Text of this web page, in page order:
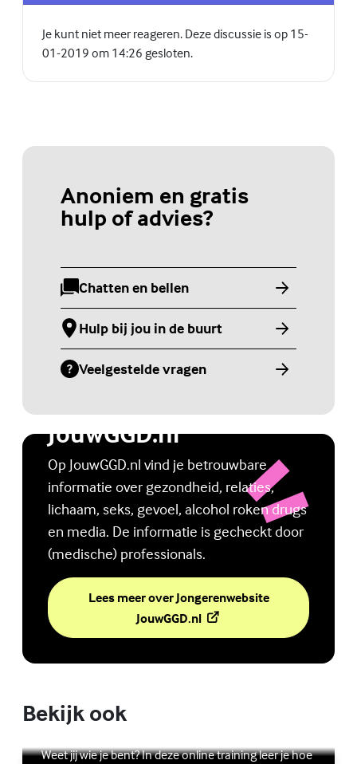
Je kunt niet meer reageren. Deze discussie is op 15-
01-2019 om 14:26 gesloten.
Anoniem en gratis
hulp of advies?
Chatten en bellen
(Externe link)
Hulp bij jou in de buurt
(Externe link)
Veelgestelde vragen
(Externe link)
Jongerenwebsite
JouwGGD.nl
Op JouwGGD.nl vind je betrouwbare
informatie over gezondheid, relaties,
lichaam, seks, gevoel, alcohol roken drugs
en media. De informatie is gecheckt door
(medische) professionals.
Lees meer over Jongerenwebsite
JouwGGD.nl(Externe link)
Bekijk ook
Online zelfhulptraining - Wie ben ik?
Weet jij wie je bent? In deze online training leer je hoe
Lees meer over Online zelfhulptraining - Wie ben ik?
(Externe link)